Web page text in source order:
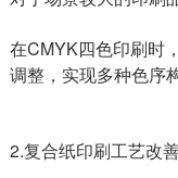
在CMYK四色印刷时
调整，实现多种色序
2.复合纸印刷工艺改善